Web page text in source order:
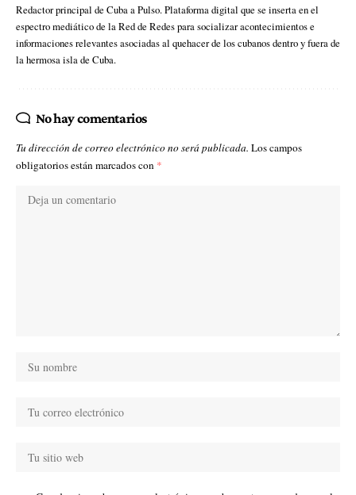
Redactor principal de Cuba a Pulso. Plataforma digital que se inserta en el
espectro mediático de la Red de Redes para socializar acontecimientos e
informaciones relevantes asociadas al quehacer de los cubanos dentro y fuera de
la hermosa isla de Cuba.
No hay comentarios
Tu dirección de correo electrónico no será publicada. Los campos
obligatorios están marcados con *